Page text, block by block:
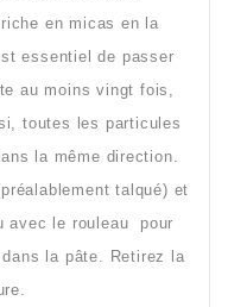
riche en micas en la
essentiel de passer
au moins vingt fois,
toutes les particules
la même direction.
talqué) et
avec le rouleau pour
la pâte. Retirez la